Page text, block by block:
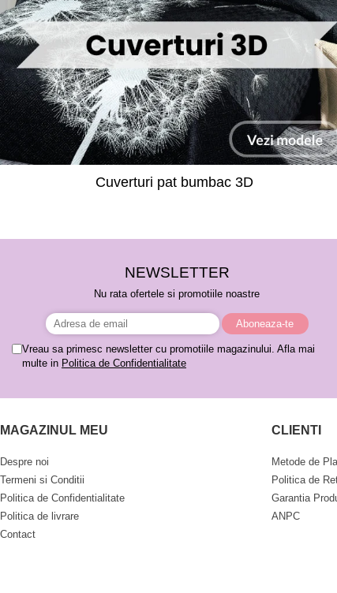
Cuverturi pat bumbac 3D
NEWSLETTER
Nu rata ofertele si promotiile noastre
Vreau sa primesc newsletter cu promotiile magazinului. Afla mai
multe in Politica de Confidentialitate
MAGAZINUL MEU
Despre noi
Termeni si Conditii
Politica de Confidentialitate
Politica de livrare
Contact
CLIENTI
Metode de
Politica de
Garantia
ANPC